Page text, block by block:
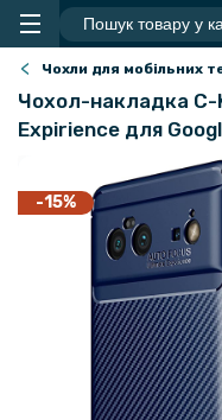
Чохли для мобільних
Чохол-накладка
Expirience для
-15%